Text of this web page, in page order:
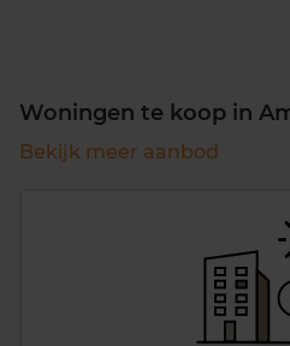
Woningen te koop in
Bekijk meer aanbod